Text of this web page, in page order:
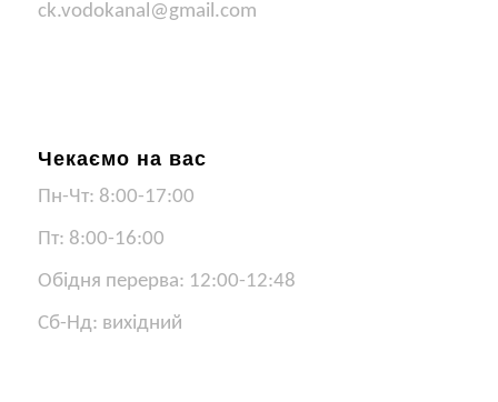
ck.vodokanal@gmail.com
Чекаємо на вас
Пн-Чт: 8:00-17:00
Пт: 8:00-16:00
Обідня перерва: 12:00-12:48
Сб-Нд: вихідний